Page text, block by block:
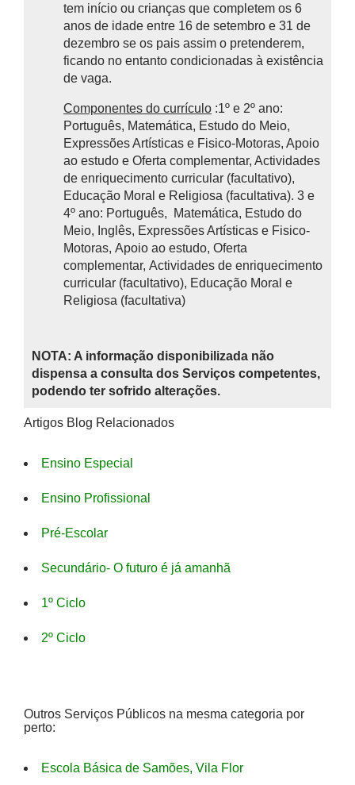
tem início ou crianças que completem os 6
anos de idade entre 16 de setembro e 31 de
dezembro se os pais assim o pretenderem,
ficando no entanto condicionadas à existência
de vaga.
Componentes do currículo :1º e 2º ano:
Português, Matemática, Estudo do Meio,
Expressões Artísticas e Fisico-Motoras, Apoio
ao estudo e Oferta complementar, Actividades
de enriquecimento curricular (facultativo),
Educação Moral e Religiosa (facultativa). 3 e
4º ano: Português, Matemática, Estudo do
Meio, Inglês, Expressões Artísticas e Fisico-
Motoras, Apoio ao estudo, Oferta
complementar, Actividades de enriquecimento
curricular (facultativo), Educação Moral e
Religiosa (facultativa)
NOTA: A informação disponibilizada não
dispensa a consulta dos Serviços competentes,
podendo ter sofrido alterações.
Artigos Blog Relacionados
Ensino Especial
Ensino Profissional
Pré-Escolar
Secundário- O futuro é já amanhã
1º Ciclo
2º Ciclo
Outros Serviços Públicos na mesma categoria por
perto:
Escola Básica de Samões, Vila Flor